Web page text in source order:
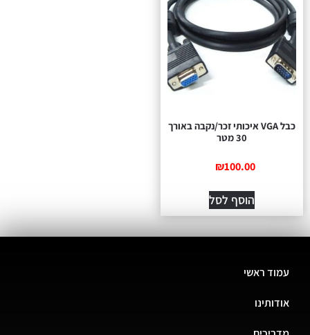
כבל VGA איכותי זכר/נקבה באורך
30 מטר
₪100.00
הוסף לסל
עמוד ראשי
אודותינו